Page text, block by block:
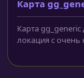
Карта
Карта
локация с